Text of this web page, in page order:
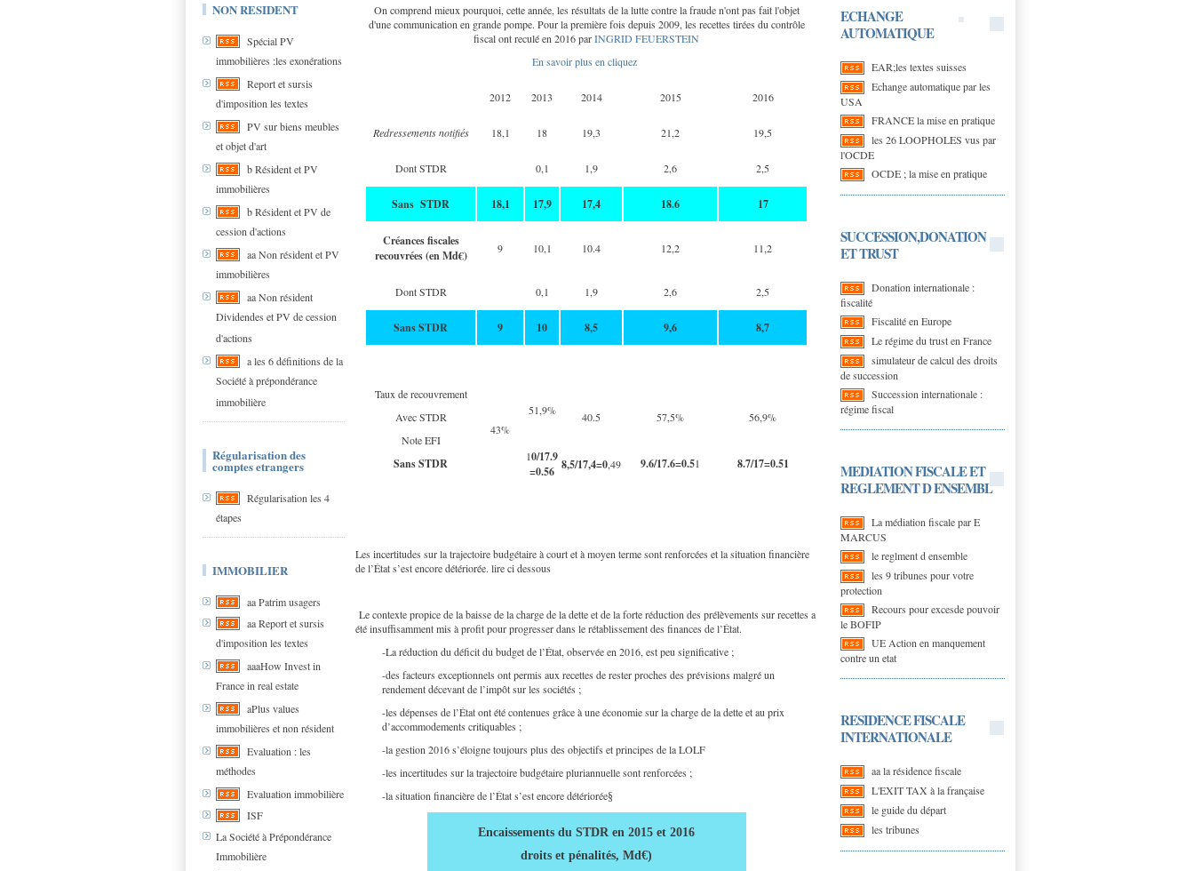
NON RESIDENT
Spécial PV
immobilières :les exonérations
Report et sursis
d'imposition les textes
PV sur biens meubles
et objet d'art
b Résident et PV
immobilières
b Résident et PV de
cession d'actions
aa Non résident et PV
immobilières
aa Non résident
Dividendes et PV de cession
d'actions
a les 6 définitions de la
Société à prépondérance
immobilière
Régularisation des
comptes etrangers
Régularisation les 4
étapes
IMMOBILIER
aa Patrim usagers
aa Report et sursis
d'imposition les textes
aaaHow Invest in
France in real estate
aPlus values
immobilières et non résident
Evaluation : les
méthodes
Evaluation immobilière
ISF
La Société à Prépondérance
Immobilière
ECHANGE
AUTOMATIQUE
EAR;les textes suisses
Echange automatique par les
USA
FRANCE la mise en pratique
les 26 LOOPHOLES vus par
l'OCDE
OCDE ; la mise en pratique
SUCCESSION,DONATION
ET TRUST
Donation internationale :
fiscalité
Fiscalité en Europe
Le régime du trust en France
simulateur de calcul des droits
de succession
Succession internationale :
régime fiscal
MEDIATION FISCALE ET
REGLEMENT D ENSEMBL
La médiation fiscale par E
MARCUS
le reglment d ensemble
les 9 tribunes pour votre
protection
Recours pour excesde pouvoir
le BOFIP
UE Action en manquement
contre un etat
RESIDENCE FISCALE
INTERNATIONALE
aa la résidence fiscale
L'EXIT TAX à la française
le guide du départ
les tribunes
On comprend mieux pourquoi, cette année, les résultats de la lutte contre la fraude n'ont pas fait l'objet
d'une communication en grande pompe. Pour la première fois depuis 2009, les recettes tirées du contrôle
fiscal ont reculé en 2016 parINGRID FEUERSTEIN
En savoir plus en cliquez
2012 2013 2014 2015 2016
Redressements notifiés 18,1 18 19,3 21,2 19,5
Dont STDR 0,1 1,9 2,6 2,5
Sans STDR 18,1 17,9 17,4 18.6 17
Créances fiscales
recouvrées (en Md€)
9 10,1 10.4 12,2 11,2
Dont STDR 0,1 1,9 2,6 2,5
Sans STDR 9 10 8,5 9,6 8,7
Taux de recouvrement
Avec STDR
Note EFI
Sans STDR
43%
51,9%
10/17.9
=0.56
40.5
8,5/17,4=0,49
57,5%
9.6/17.6=0.51
56,9%
8.7/17=0.51
Les incertitudes sur la trajectoire budgétaire à court et à moyen terme sont renforcées et la situation financière
de l’État s’est encore détériorée. lire ci dessous
Le contexte propice de la baisse de la charge de la dette et de la forte réduction des prélèvements sur recettes a
été insuffisamment mis à profit pour progresser dans le rétablissement des finances de l’État.
-La réduction du déficit du budget de l’État, observée en 2016, est peu significative ;
-des facteurs exceptionnels ont permis aux recettes de rester proches des prévisions malgré un
rendement décevant de l’impôt sur les sociétés ;
-les dépenses de l’État ont été contenues grâce à une économie sur la charge de la dette et au prix
d’accommodements critiquables ;
-la gestion 2016 s’éloigne toujours plus des objectifs et principes de la LOLF
-les incertitudes sur la trajectoire budgétaire pluriannuelle sont renforcées ;
-la situation financière de l’État s’est encore détériorée§
Encaissements du STDR en 2015 et 2016
droits et pénalités, Md€)